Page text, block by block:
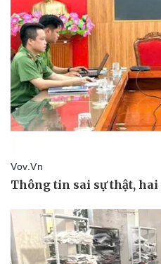
Thể thao
Lịch thi đấu bóng đá
eSports